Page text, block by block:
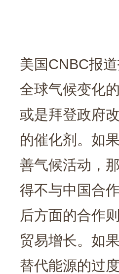
美国CNBC报
全球气候变化
或是拜登政府
的催化剂。如
善气候活动，
得不与中国合
后方面的合作
贸易增长。如
替代能源的过